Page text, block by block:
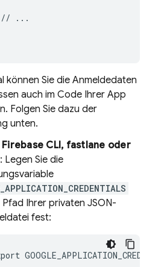
// ...
können Sie die Anmeldedaten
auch im Code Ihrer App
Folgen Sie dazu der
unten.
Firebase CLI, fastlane oder
: Legen Sie die
Ihrer privaten JSON-
fest: